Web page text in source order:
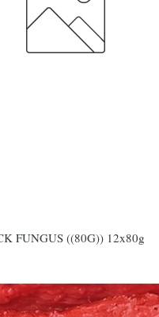
FUNGUS ((80G)) 12x80g